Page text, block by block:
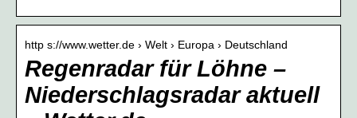
http s://www.wetter.de › Welt › Europa › Deutschland
Regenradar für Löhne –
Niederschlagsradar aktuell